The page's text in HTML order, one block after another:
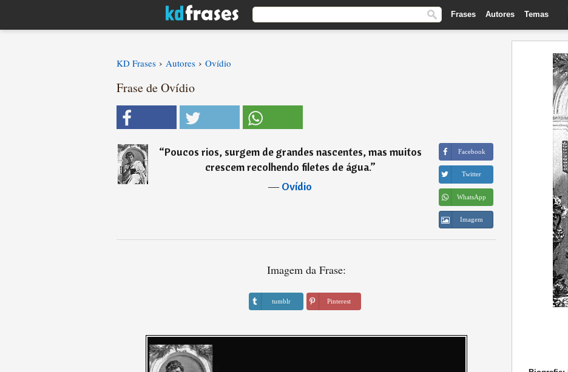
Frases Autores Temas
KD Frases › Autores › Ovídio
Frase de Ovídio
“Poucos rios, surgem de grandes nascentes, mas muitos
crescem recolhendo filetes de água.”
―Ovídio
Facebook
Twitter
WhatsApp
Imagem
Imagem da Frase:
tumblr Pinterest